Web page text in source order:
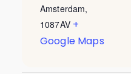
Amsterdam,
1087AV +
Google Maps